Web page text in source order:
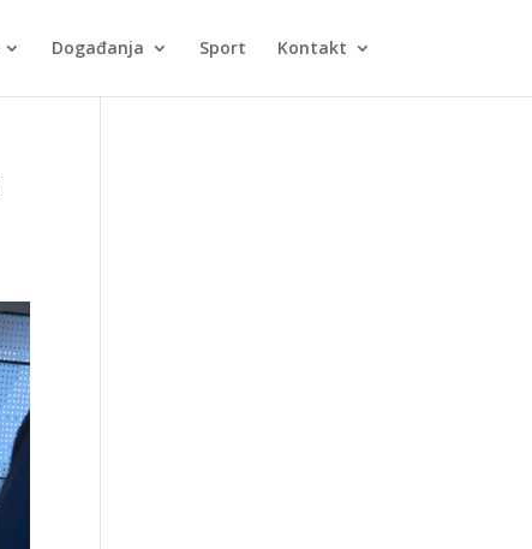
Događanja Sport Kontakt